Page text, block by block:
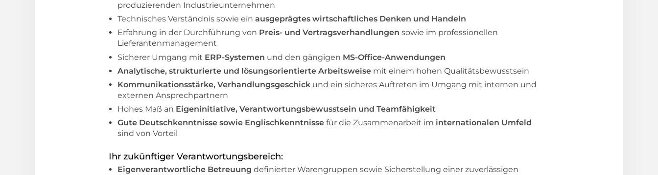
produzierenden Industrieunternehmen
Technisches Verständnis sowie ein ausgeprägtes wirtschaftliches Denken und Handeln
Erfahrung in der Durchführung von Preis- und Vertragsverhandlungen sowie im professionellen
Lieferantenmanagement
Sicherer Umgang mit ERP-Systemen und den gängigen MS-Office-Anwendungen
Analytische, strukturierte und lösungsorientierte Arbeitsweise mit einem hohen Qualitätsbewusstsein
Kommunikationsstärke, Verhandlungsgeschick und ein sicheres Auftreten im Umgang mit internen und
externen Ansprechpartnern
Hohes Maß an Eigeninitiative, Verantwortungsbewusstsein und Teamfähigkeit
Gute Deutschkenntnisse sowie Englischkenntnisse für die Zusammenarbeit im internationalen Umfeld
sind von Vorteil
Ihr zukünftiger Verantwortungsbereich:
Eigenverantwortliche Betreuung definierter Warengruppen sowie Sicherstellung einer zuverlässigen